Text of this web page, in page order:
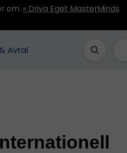
om. » Driva Eget MasterMinds
Avtal